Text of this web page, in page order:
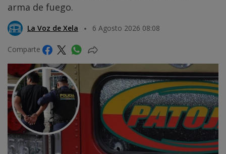
arma de fuego.
La Voz de Xela 6 Agosto 2026 08:08
Comparte